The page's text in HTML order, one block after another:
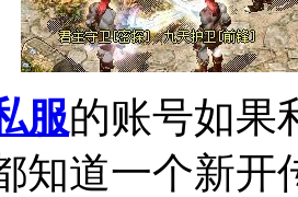
服的账号如果
知道一个新开